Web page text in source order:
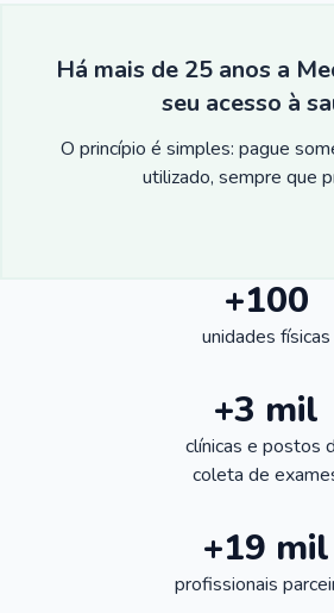
Há mais de 25 anos a
seu acesso à
O princípio é simples: pague
utilizado, sempre que
+100
unidades físicas
+3 mil
clínicas e postos
coleta de
+19 mil
profissionais